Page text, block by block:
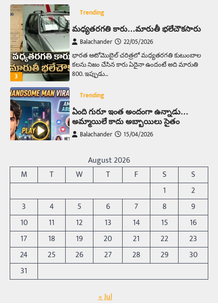
3
Trending
మధ్యతరగతి కారు…మారుతీ భలేచౌకసారు
Balachander 22/05/2026
భారత ఆటోమొబైల్ చరిత్రలో మధ్యతరగతి కుటుంబాల
కలను నిజం చేసిన కారు ఏదైనా ఉందంటే అది మారుతి
800. ఇప్పుడు…
4
Trending
ఏంది గురూ ఇంత అందంగా ఉన్నాడు…
అమ్మాయిలే కాదు అబ్బాయిలు సైతం
Balachander 15/04/2026
బోమ్మ అని పిలుస్తాం. స్పెయిన్‌ అమ్మాయిలు చాలా
అందంగా ఉంటారనే నానుడి…
5
రోడ్డుపై ఏరులై పారిన బీర్లు… ఘాటుతో
మండుతున్న నోర్లు
Balachander 15/04/2026
ఉత్తర ప్రదేశ్‌లోని ఝాన్సీ జిల్లాలో ఒక వింతైన రోడ్డు
ప్రమాదం చోటుచేసుకుంది. ఝాన్సీ–కాన్పూర్ జాతీయ
రహదారిపై వేల సంఖ్యలో బీరు…
Trending
అక్కడ ఆదివారం బట్టలు ఉతికితే…జైలుకే
August 2026
M
T W T F S
S
1
2
3
4 5 6 7 8
9
10
11 12 13 14 15
16
17
18 19 20 21 22
23
24
25 26 27 28 29
30
31
« Jul